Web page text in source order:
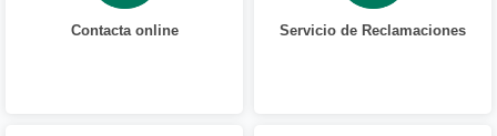
Contacta online Servicio de Reclamaciones